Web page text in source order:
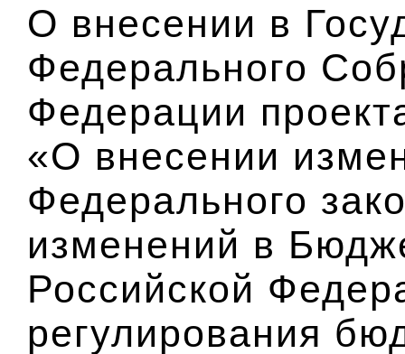
О внесении в
Федерального
Федерации
«О внесении
Федерального
изменений в
Российской
регулирования